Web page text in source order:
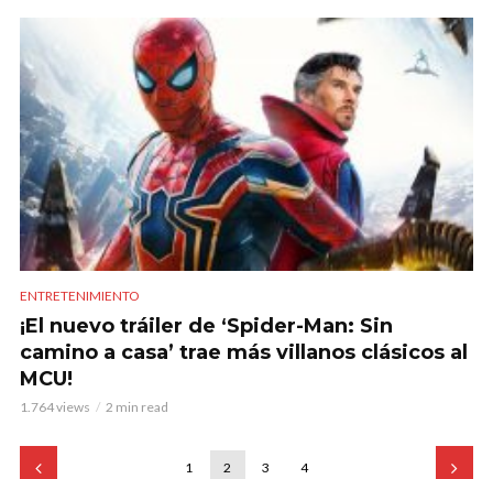
ENTRETENIMIENTO
¡El nuevo tráiler de ‘Spider-Man: Sin
camino a casa’ trae más villanos clásicos al
MCU!
1.764 views 2 min read
1 2 3 4